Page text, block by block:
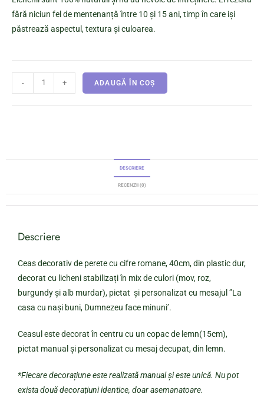
fără niciun fel de mentenanță între 10 și 15 ani, timp în care iși
păstrează aspectul, textura și culoarea.
- + ADAUGĂ ÎN COȘ
DESCRIERE
RECENZII (0)
Descriere
Ceas decorativ de perete cu cifre romane, 40cm, din plastic dur,
decorat cu licheni stabilizați în mix de culori (mov, roz,
burgundy și alb murdar), pictat și personalizat cu mesajul ”La
casa cu nași buni, Dumnezeu face minuni’.
Ceasul este decorat în centru cu un copac de lemn(15cm),
pictat manual și personalizat cu mesaj decupat, din lemn.
*Fiecare decorațiune este realizată manual și este unică. Nu pot
exista două decorațiuni identice, doar asemanatoare.